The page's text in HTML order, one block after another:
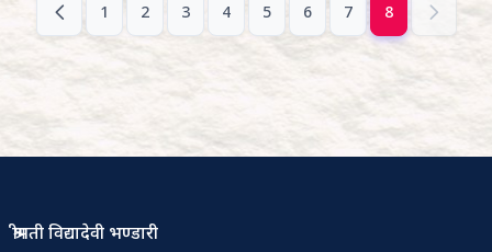
1 2 3 4 5 6 7 8
श्रीमती विद्यादेवी भण्डारी